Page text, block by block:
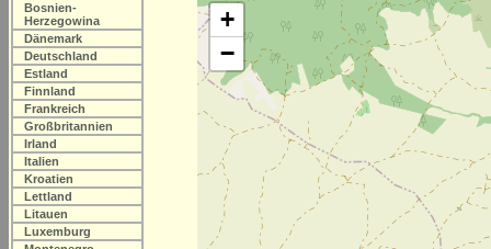
Bosnien-
Herzegowina
Dänemark
Deutschland
Estland
Finnland
Frankreich
Großbritannien
Irland
Italien
Kroatien
Lettland
Litauen
Luxemburg
+
−